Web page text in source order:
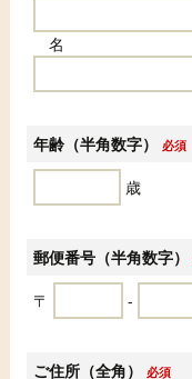
名
年齢（半角数字） 必須
歳
郵便番号（半角数字）
〒 -
ご住所（全角） 必須